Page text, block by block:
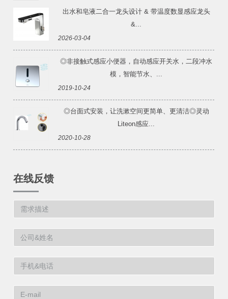
出水和皂液二合一龙头设计 & 带温度数显感应龙头
&...
2026-03-04
◎非接触式感应小便器，自动感应开关水，二段冲水
模，智能节水、...
2019-10-24
◎台面式安装，让洗漱空间更简单、更清洁◎灵动
Liteon感应...
2020-10-28
在线反馈